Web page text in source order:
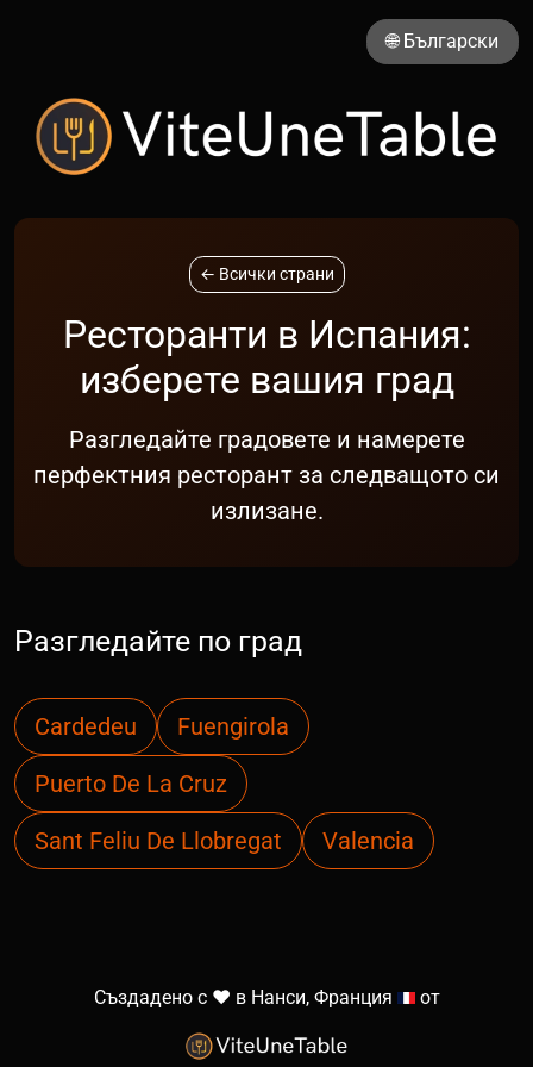
🌐 Български
← Всички страни
Ресторанти в Испания:
изберете вашия град
Разгледайте градовете и намерете
перфектния ресторант за следващото си
излизане.
Разгледайте по град
Cardedeu
Fuengirola
Puerto De La Cruz
Sant Feliu De Llobregat
Valencia
Създадено с ❤️ в Нанси, Франция от